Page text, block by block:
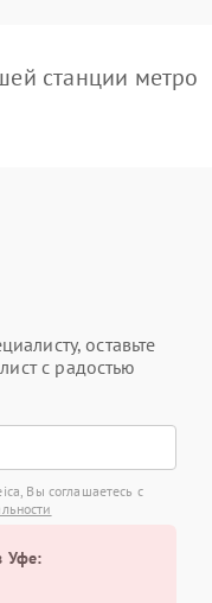
станции метро
оставьте
с радостью
Вы соглашаетесь с
Уфе: